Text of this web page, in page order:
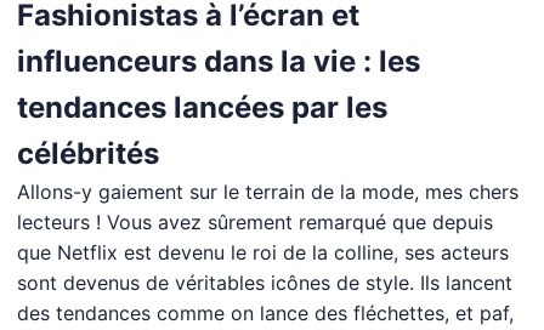
Fashionistas à l’écran et
influenceurs dans la vie : les
tendances lancées par les
célébrités
Allons-y gaiement sur le terrain de la mode, mes chers
lecteurs ! Vous avez sûrement remarqué que depuis
que Netflix est devenu le roi de la colline, ses acteurs
sont devenus de véritables icônes de style. Ils lancent
des tendances comme on lance des fléchettes, et paf,